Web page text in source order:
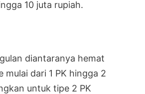
10 juta rupiah.
diantaranya hemat
mulai dari 1 PK hingga 2
untuk tipe 2 PK